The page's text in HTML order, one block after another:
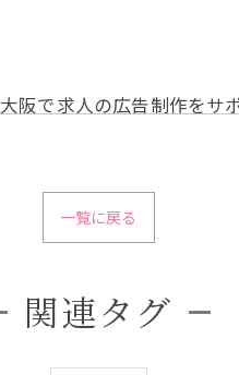
大阪で求人の広告制作をサ
一覧に戻る
関連タグ